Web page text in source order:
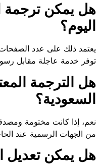
هل يمكن ترجمة
اليوم؟
يعتمد ذلك على عدد
توفر خدمة عاجلة مقابل
هل الترجمة
السعودية؟
نعم، إذا كانت مختومة
من الجهات الرسمية عند
هل يمكن تعديل